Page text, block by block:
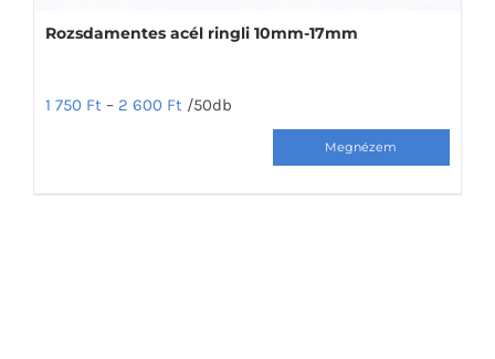
Rozsdamentes acél ringli 10mm-17mm
1 750 Ft – 2 600 Ft /50db